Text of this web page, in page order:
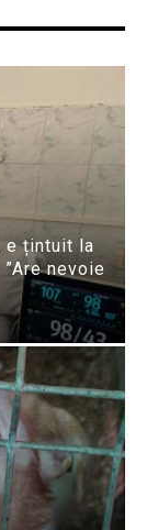
e țintuit la
nevoie